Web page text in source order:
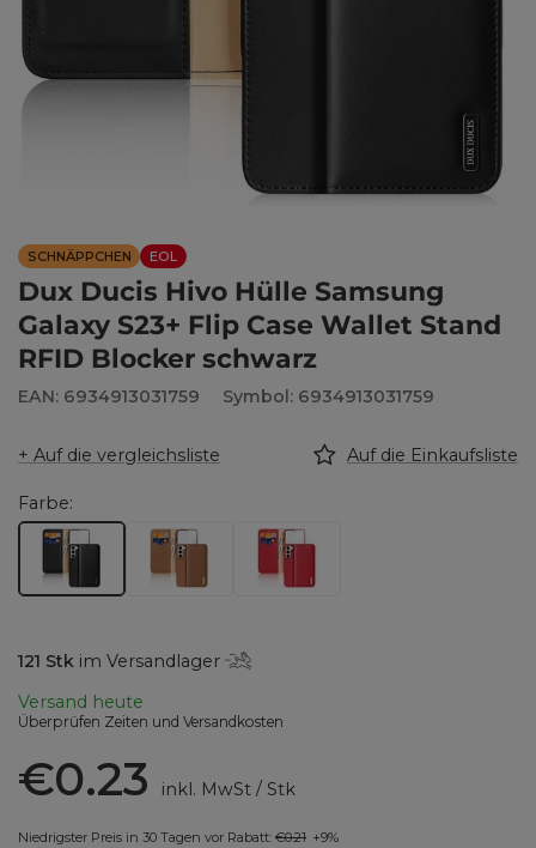
SCHNÄPPCHEN EOL
Dux Ducis Hivo Hülle Samsung
Galaxy S23+ Flip Case Wallet Stand
RFID Blocker schwarz
EAN: 6934913031759 Symbol: 6934913031759
+ Auf die vergleichsliste Auf die Einkaufsliste
Farbe
121 Stk im Versandlager
Versand heute
Überprüfen Zeiten und Versandkosten
€0.23 inkl. MwSt/ Stk
Niedrigster Preis in 30 Tagen vor Rabatt: €0.21 +9%